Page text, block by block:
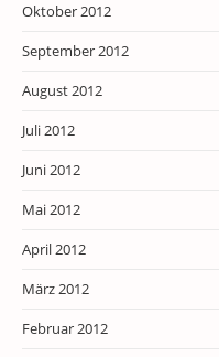
Oktober 2012
September 2012
August 2012
Juli 2012
Juni 2012
Mai 2012
April 2012
März 2012
Februar 2012